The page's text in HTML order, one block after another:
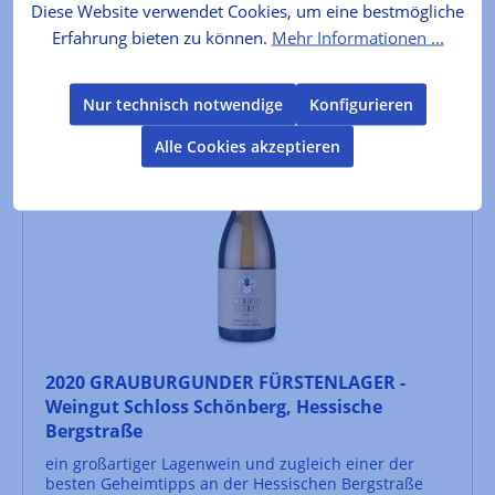
In den Warenkorb
2020 GRAUBURGUNDER FÜRSTENLAGER -
Weingut Schloss Schönberg, Hessische
Bergstraße
ein großartiger Lagenwein und zugleich einer der
besten Geheimtipps an der Hessischen Bergstraße
Diese Website verwendet Cookies, um eine bestmögliche
Erfahrung bieten zu können. Mehr Informationen ...
Nur technisch notwendige
Konfigurieren
Alle Cookies akzeptieren